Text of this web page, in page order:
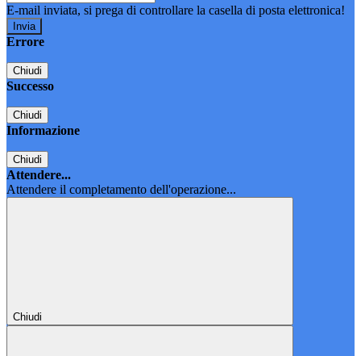
E-mail inviata, si prega di controllare la casella di posta elettronica!
Errore
Chiudi
Successo
Chiudi
Informazione
Chiudi
Attendere...
Attendere il completamento dell'operazione...
Chiudi